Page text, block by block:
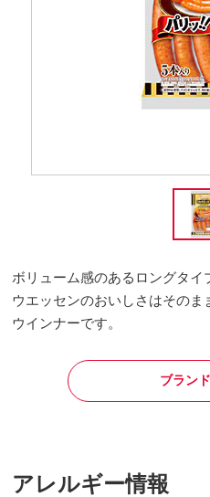
ボリューム感のあるロングタ
ウエッセンのおいしさはそのま
ウインナーです。
ブラン
アレルギー情報